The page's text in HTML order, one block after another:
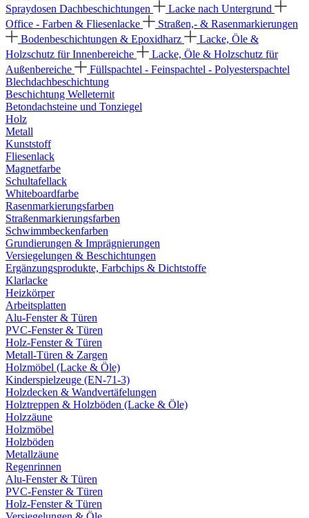
Spraydosen Dachbeschichtungen
Lacke nach Untergrund
Office - Farben & Fliesenlacke
Straßen,- & Rasenmarkierungen
Bodenbeschichtungen & Epoxidharz
Lacke, Öle &
Holzschutz für Innenbereiche
Lacke, Öle & Holzschutz für
Außenbereiche
Füllspachtel - Feinspachtel - Polyesterspachtel
Blechdachbeschichtung
Beschichtung Welleternit
Betondachsteine und Tonziegel
Holz
Metall
Kunststoff
Fliesenlack
Magnetfarbe
Schultafellack
Whiteboardfarbe
Rasenmarkierungsfarben
Straßenmarkierungsfarben
Schwimmbeckenfarben
Grundierungen & Imprägnierungen
Versiegelungen & Beschichtungen
Ergänzungsprodukte, Farbchips & Dichtstoffe
Klarlacke
Heizkörper
Arbeitsplatten
Alu-Fenster & Türen
PVC-Fenster & Türen
Holz-Fenster & Türen
Metall-Türen & Zargen
Holzmöbel (Lacke & Öle)
Kinderspielzeuge (EN-71-3)
Holzdecken & Wandvertäfelungen
Holztreppen & Holzböden (Lacke & Öle)
Holzzäune
Holzmöbel
Holzböden
Metallzäune
Regenrinnen
Alu-Fenster & Türen
PVC-Fenster & Türen
Holz-Fenster & Türen